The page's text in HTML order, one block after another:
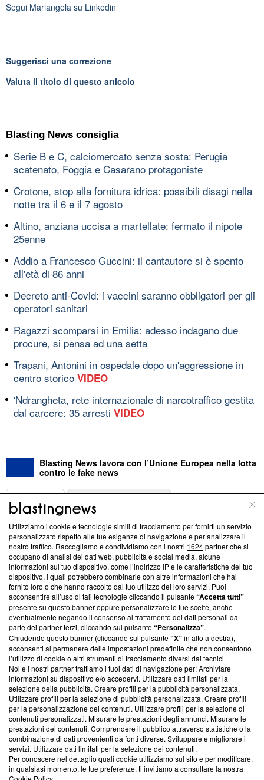
Segui Mariangela su Linkedin
Suggerisci una correzione
Valuta il titolo di questo articolo
Blasting News consiglia
Serie B e C, calciomercato senza sosta: Perugia
scatenato, Foggia e Casarano protagoniste
Crotone, stop alla fornitura idrica: possibili disagi nella
notte tra il 6 e il 7 agosto
Altino, anziana uccisa a martellate: fermato il nipote
25enne
Addio a Francesco Guccini: il cantautore si è spento
all'età di 86 anni
Decreto anti-Covid: i vaccini saranno obbligatori per gli
operatori sanitari
Ragazzi scomparsi in Emilia: adesso indagano due
procure, si pensa ad una setta
Trapani, Antonini in ospedale dopo un'aggressione in
centro storico VIDEO
'Ndrangheta, rete internazionale di narcotraffico gestita
dal carcere: 35 arresti VIDEO
Blasting News lavora con l’Unione Europea nella lotta
contro le fake news
ABOUT
Questa sezione offre informazioni trasparenti su Blasting
News, sui nostri processi editoriali e su come ci impegniamo a
creare news di qualità. Inoltre, afferma la nostra aderenza a
‘Trust Project - News with Integrity’Blasting News non è
ancora membro del programma, ma ha richiesto di farne
parte; Trust Project non ha ancora effettuato una verifica di
conformità agli standard.
Su di noi
Team editoriale
Corporate
Redazione
Informativa Privacy
Cookie Policy
Blasting SA, IDI CHE-247.845.224, Via Carlo Frasca, 3 - 6900
Lugano (Svizzera) Tel:+39 0690258937
Utilizziamo i cookie e tecnologie simili di tracciamento per fornirti un servizio
personalizzato rispetto alle tue esigenze di navigazione e per analizzare il
nostro traffico. Raccogliamo e condividiamo con i nostri 1624partner che si
occupano di analisi dei dati web, pubblicità e social media, alcune
informazioni sul tuo dispositivo, come l’indirizzo IP e le caratteristiche del tuo
dispositivo, i quali potrebbero combinarle con altre informazioni che hai
fornito loro o che hanno raccolto dal tuo utilizzo dei loro servizi. Puoi
acconsentire all’uso di tali tecnologie cliccando il pulsante“Accetta tutti”
presente su questo banner oppure personalizzare le tue scelte, anche
eventualmente negando il consenso al trattamento dei dati personali da
parte dei partner terzi, cliccando sul pulsante“Personalizza”.
Chiudendo questo banner (cliccando sul pulsante“X”in alto a destra),
acconsenti al permanere delle impostazioni predefinite che non consentono
l’utilizzo di cookie o altri strumenti di tracciamento diversi dai tecnici.
Noi e i nostri partner trattiamo i tuoi dati di navigazione per: Archiviare
informazioni su dispositivo e/o accedervi. Utilizzare dati limitati per la
selezione della pubblicità. Creare profili per la pubblicità personalizzata.
Utilizzare profili per la selezione di pubblicità personalizzata. Creare profili
per la personalizzazione dei contenuti. Utilizzare profili per la selezione di
contenuti personalizzati. Misurare le prestazioni degli annunci. Misurare le
prestazioni dei contenuti. Comprendere il pubblico attraverso statistiche o la
combinazione di dati provenienti da fonti diverse. Sviluppare e migliorare i
servizi. Utilizzare dati limitati per la selezione dei contenuti.
Per conoscere nel dettaglio quali cookie utilizziamo sul sito e per modificare,
in qualsiasi momento, le tue preferenze, ti invitiamo a consultare la nostra